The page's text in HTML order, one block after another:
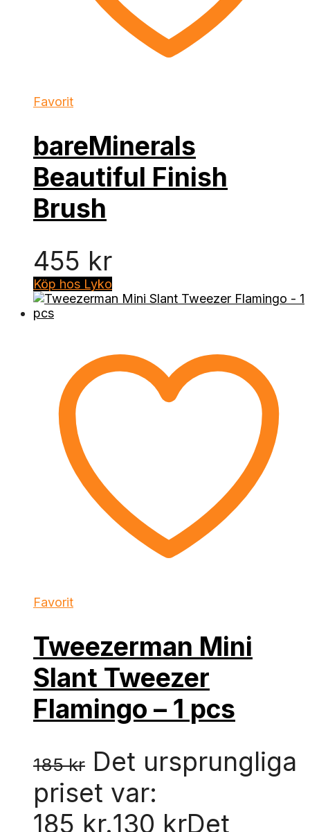
Favorit
bareMinerals
Beautiful Finish
Brush
455 kr
Köp hos Lyko
Favorit
Tweezerman Mini
Slant Tweezer
Flamingo – 1 pcs
185kr Det ursprungliga
priset var:
185 kr.130 krDet